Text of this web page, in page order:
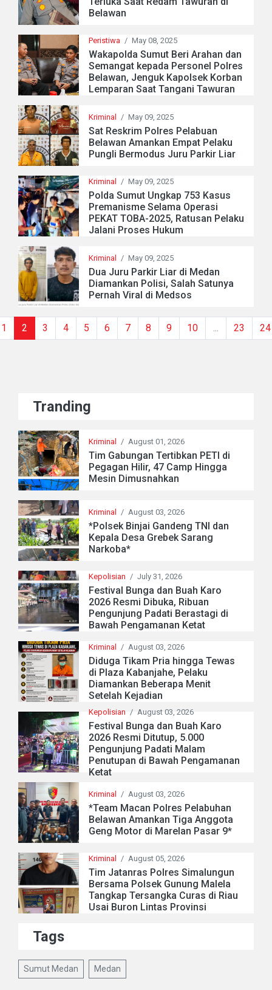
Belawan
Peristiwa / May 08, 2025
Wakapolda Sumut Beri Arahan dan
Semangat kepada Personel Polres
Belawan, Jenguk Kapolsek Korban
Lemparan Saat Tangani Tawuran
Kriminal / May 09, 2025
Sat Reskrim Polres Pelabuan
Belawan Amankan Empat Pelaku
Pungli Bermodus Juru Parkir Liar
Kriminal / May 09, 2025
Polda Sumut Ungkap 753 Kasus
Premanisme Selama Operasi
PEKAT TOBA-2025, Ratusan Pelaku
Jalani Proses Hukum
Kriminal / May 09, 2025
Dua Juru Parkir Liar di Medan
Diamankan Polisi, Salah Satunya
Pernah Viral di Medsos
1 2 3 4 5 6 7 8 9 10 23 24
Tranding
Kriminal / August 01, 2026
Tim Gabungan Tertibkan PETI di
Pegagan Hilir, 47 Camp Hingga
Mesin Dimusnahkan
Kriminal / August 03, 2026
*Polsek Binjai Gandeng TNI dan
Kepala Desa Grebek Sarang
Narkoba*
Kepolisian / July 31, 2026
Festival Bunga dan Buah Karo
2026 Resmi Dibuka, Ribuan
Pengunjung Padati Berastagi di
Bawah Pengamanan Ketat
Kriminal / August 03, 2026
Diduga Tikam Pria hingga Tewas
di Plaza Kabanjahe, Pelaku
Diamankan Beberapa Menit
Setelah Kejadian
Kepolisian / August 03, 2026
Festival Bunga dan Buah Karo
2026 Resmi Ditutup, 5.000
Pengunjung Padati Malam
Penutupan di Bawah Pengamanan
Ketat
Kriminal / August 03, 2026
*Team Macan Polres Pelabuhan
Belawan Amankan Tiga Anggota
Geng Motor di Marelan Pasar 9*
Kriminal / August 05, 2026
Tim Jatanras Polres Simalungun
Bersama Polsek Gunung Malela
Tangkap Tersangka Curas di Riau
Usai Buron Lintas Provinsi
Tags
Sumut Medan Medan